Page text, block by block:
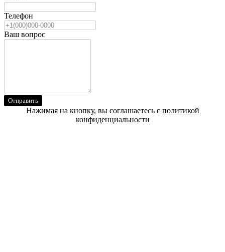
Телефон
Ваш вопрос
Отправить
Нажимая на кнопку, вы соглашаетесь с политикой
конфиденциальности